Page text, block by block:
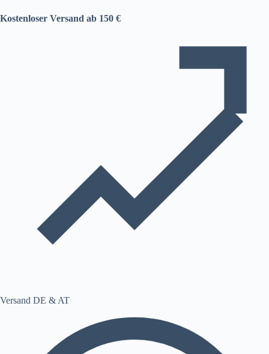
Kostenloser Versand ab 150 €
Versand DE & AT